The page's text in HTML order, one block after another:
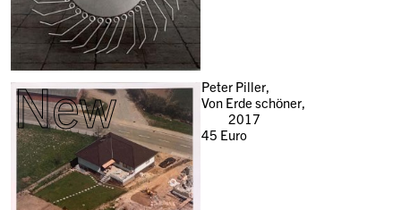
New
Peter Piller,
Von Erde schöner,
2017
45 Euro